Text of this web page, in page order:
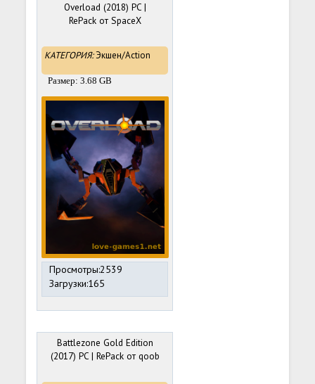
Overload (2018) PC |
RePack от SpaceX
КАТЕГОРИЯ:Экшен/Action
Размер: 3.68 GB
Просмотры:2539
Загрузки:165
Battlezone Gold Edition
(2017) PC | RePack от qoob